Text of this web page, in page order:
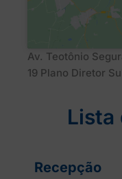
Av. Teotônio
19 Plano Diretor
Lista
Recepção